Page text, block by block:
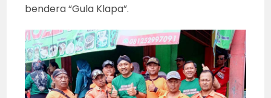
bendera “Gula Klapa”.